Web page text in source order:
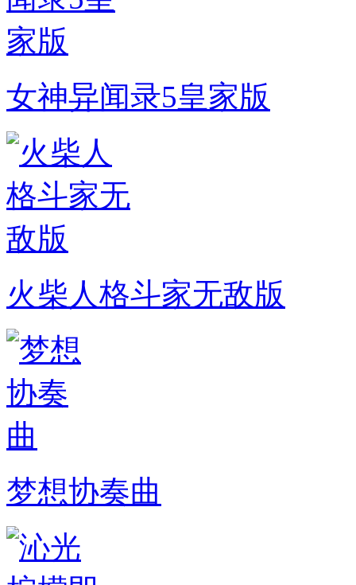
女神异闻录5皇家版
火柴人格斗家无敌版
梦想协奏曲